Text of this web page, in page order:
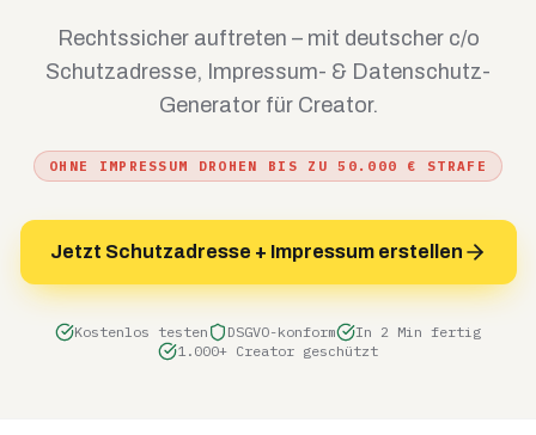
Rechtssicher auftreten – mit deutscher c/o
Schutzadresse, Impressum- & Datenschutz-
Generator für Creator.
OHNE IMPRESSUM DROHEN BIS ZU 50.000 € STRAFE
Jetzt Schutzadresse + Impressum erstellen
Kostenlos testen DSGVO-konform
In 2 Min fertig
1.000+ Creator geschützt